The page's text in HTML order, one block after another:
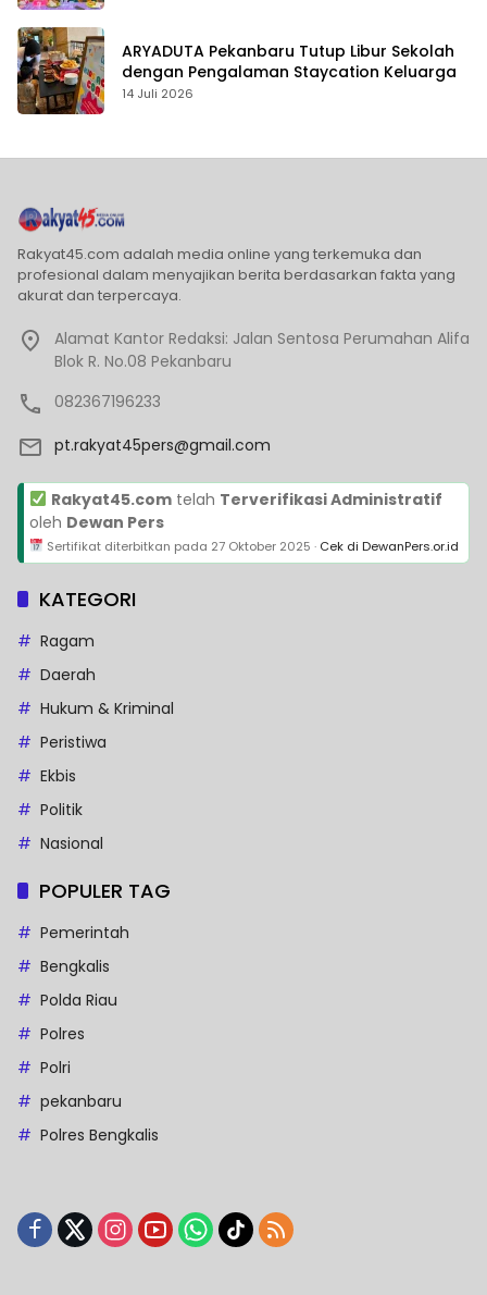
ARYADUTA Pekanbaru Tutup Libur Sekolah
dengan Pengalaman Staycation Keluarga
14 Juli 2026
Rakyat45.com adalah media online yang terkemuka dan
profesional dalam menyajikan berita berdasarkan fakta yang
akurat dan terpercaya.
Alamat Kantor Redaksi: Jalan Sentosa Perumahan Alifa
Blok R. No.08 Pekanbaru
082367196233
pt.rakyat45pers@gmail.com
Rakyat45.comtelah Terverifikasi Administratif
oleh Dewan Pers
Sertifikat diterbitkan pada 27 Oktober 2025 · Cek di DewanPers.or.id
KATEGORI
Ragam
Daerah
Hukum & Kriminal
Peristiwa
Ekbis
Politik
Nasional
POPULER TAG
Pemerintah
Bengkalis
Polda Riau
Polres
Polri
pekanbaru
Polres Bengkalis